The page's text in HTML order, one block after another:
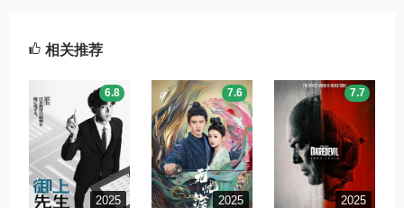
相关推荐
2025
6.8
2025
7.6
2025
7.7